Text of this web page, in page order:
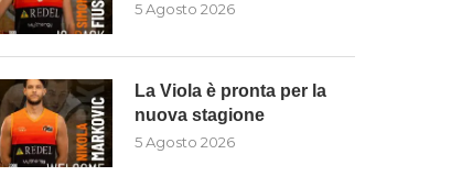
5 Agosto 2026
La Viola è pronta per la
nuova stagione
5 Agosto 2026